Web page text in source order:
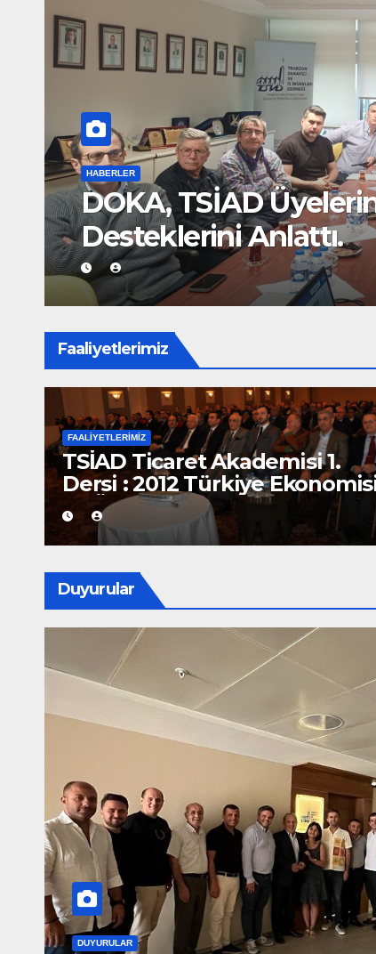
HABERLER
DOKASİFED ‘in
Faaliyetlerimiz
FAALIYETLERIMIZ
Mart Ayında
Girişimcilik Haftası
İçin Toplandık
Duyurular
DUYURULAR